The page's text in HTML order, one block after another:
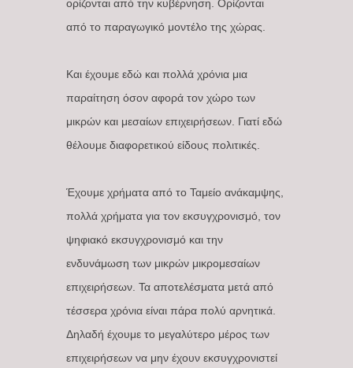
ορίζονται από την κυβέρνηση. Ορίζονται
από το παραγωγικό μοντέλο της χώρας.
Και έχουμε εδώ και πολλά χρόνια μια
παραίτηση όσον αφορά τον χώρο των
μικρών και μεσαίων επιχειρήσεων. Γιατί εδώ
θέλουμε διαφορετικού είδους πολιτικές.
Έχουμε χρήματα από το Ταμείο ανάκαμψης,
πολλά χρήματα για τον εκσυγχρονισμό, τον
ψηφιακό εκσυγχρονισμό και την
ενδυνάμωση των μικρών μικρομεσαίων
επιχειρήσεων. Τα αποτελέσματα μετά από
τέσσερα χρόνια είναι πάρα πολύ αρνητικά.
Δηλαδή έχουμε το μεγαλύτερο μέρος των
επιχειρήσεων να μην έχουν εκσυγχρονιστεί